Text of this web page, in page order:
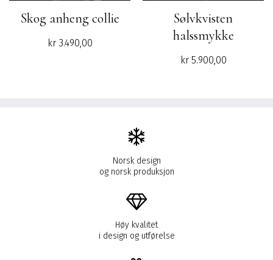
Skog anheng collie
kr3.490,00
Sølvkvisten
halssmykke
kr5.900,00
Norsk design
og norsk produksjon
Høy kvalitet
i design og utførelse